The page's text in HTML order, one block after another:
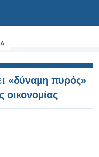
«δύναμη πυρός»
οικονομίας